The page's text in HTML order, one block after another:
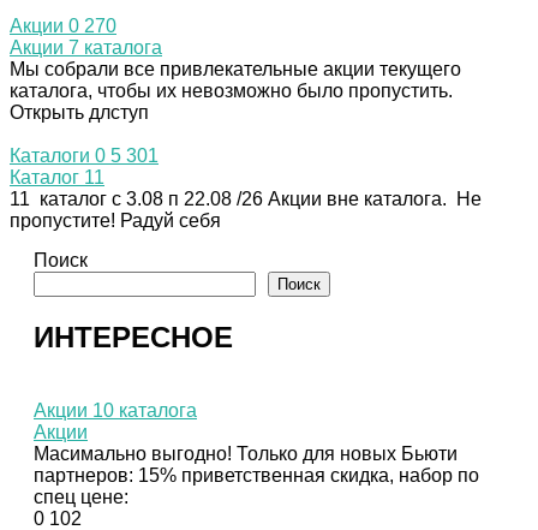
Акции 0 270
Акции 7 каталога
Мы собрали все привлекательные акции текущего
каталога, чтобы их невозможно было пропустить.
Открыть длступ
Каталоги 0 5 301
Каталог 11
11 каталог с 3.08 п 22.08 /26 Акции вне каталога. Не
пропустите! Радуй себя
Поиск
Поиск
ИНТЕРЕСНОЕ
Акции 10 каталога
Акции
Масимально выгодно! Только для новых Бьюти
партнеров: 15% приветственная скидка, набор по
спец цене:
0 102